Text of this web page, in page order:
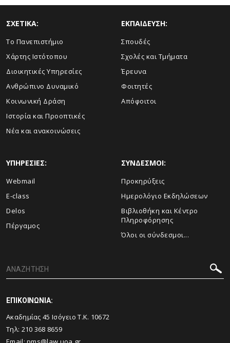
ΣΧΕΤΙΚΑ:
Το Πανεπιστήμιο
Χάρτης Ιστότοπου
Διοικητικές Υπηρεσίες
Ανθρώπινο Δυναμικό
Κοινωνική Δράση
Ιστορία και Προοπτικές
Νέα και ανακοινώσεις
ΕΚΠΑΙΔΕΥΣΗ:
Σπουδές
Σχολές και Τμήματα
Έρευνα
Φοιτητές
Απόφοιτοι
ΥΠΗΡΕΣΙΕΣ:
Webmail
E-class
Delos
Πέργαμος
ΣΥΝΔΕΣΜΟΙ:
Προκηρύξεις
Ημερολόγιο Εκδηλώσεων
Βιβλιοθήκη και Κέντρο
Πληροφόρησης
Όλοι οι σύνδεσμοι...
ΕΠΙΚΟΙΝΩΝΙΑ:
Ακαδημίας 45 Ισόγειο T.K. 10672
Τηλ: 210 368 8659